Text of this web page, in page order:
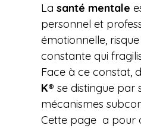
La santé mentale
personnel et
émotionnelle,
constante qui
Face à ce constat,
K® se distingue par
mécanismes
Cette page  a pour